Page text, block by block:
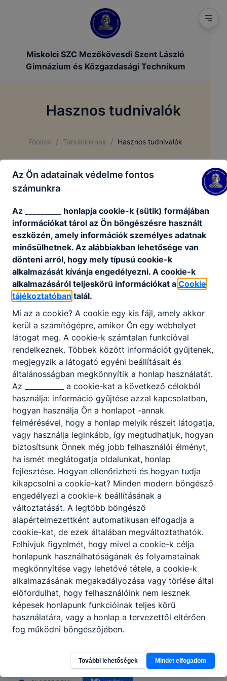
Miskolci SZC Mezőkövesdi Szent László
Gimnázium és Közgazdasági Technikum
Hasznos tudnivalók
Főoldal / Tanulóinknak / Hasznos tudnivalók
Közösségi szolgálat
közösségi-szolgálat.pdf
Letöltés
Partnereink
Miskolci SZC Mezőkövesdi Szent László
Gimnázium és Közgazdasági Technikum
3400 Mezőkövesd, Mátyás király út 146.
Az Ön adatainak védelme fontos
számunkra
Az _________ honlapja cookie-k (sütik) formájában
információkat tárol az Ön böngészésre használt
eszközén, amely információk személyes adatnak
minősülhetnek. Az alábbiakban lehetősége van
dönteni arról, hogy mely típusú cookie-k
alkalmazását kívánja engedélyezni. A cookie-k
alkalmazásáról teljeskörű információkat a Cookie
tájékoztatóban talál.
Mi az a cookie? A cookie egy kis fájl, amely akkor
kerül a számítógépre, amikor Ön egy webhelyet
látogat meg. A cookie-k számtalan funkcióval
rendelkeznek. Többek között információt gyűjtenek,
megjegyzik a látogató egyéni beállításait és
általánosságban megkönnyítik a honlap használatát.
Az ___________ a cookie-kat a következő célokból
használja: információ gyűjtése azzal kapcsolatban,
hogyan használja Ön a honlapot -annak
felmérésével, hogy a honlap melyik részeit látogatja,
vagy használja leginkább, így megtudhatjuk, hogyan
biztosítsunk Önnek még jobb felhasználói élményt,
ha ismét meglátogatja oldalunkat, honlap
fejlesztése. Hogyan ellenőrizheti és hogyan tudja
kikapcsolni a cookie-kat? Minden modern böngésző
engedélyezi a cookie-k beállításának a
változtatását. A legtöbb böngésző
alapértelmezettként automatikusan elfogadja a
cookie-kat, de ezek általában megváltoztathatók.
Felhívjuk figyelmét, hogy mivel a cookie-k célja
honlapunk használhatóságának és folyamatainak
megkönnyítése vagy lehetővé tétele, a cookie-k
alkalmazásának megakadályozása vagy törlése által
előfordulhat, hogy felhasználóink nem lesznek
képesek honlapunk funkcióinak teljes körű
használatára, vagy a honlap a tervezettől eltérően
fog működni böngészőjében.
További lehetőségek Mindet elfogadom